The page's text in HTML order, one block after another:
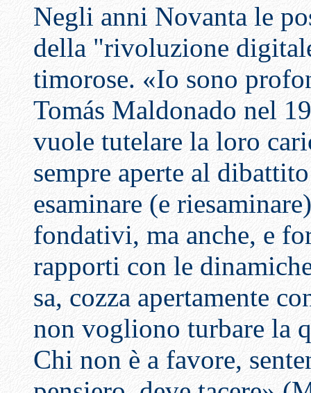
Negli anni Novanta le
della "rivoluzione
timorose. «Io sono
Tomás Maldonado nel
vuole tutelare la loro
sempre aperte al
esaminare (e
fondativi, ma anche, e
rapporti con le
sa, cozza apertamente
non vogliono turbare la
Chi non è a favore,